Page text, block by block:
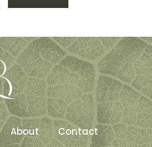
About Contact